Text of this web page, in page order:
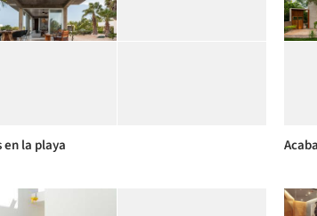
en la playa